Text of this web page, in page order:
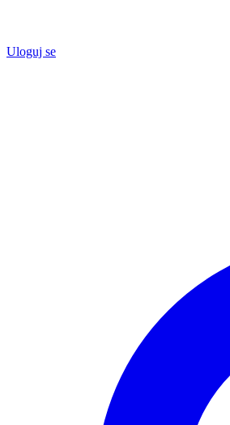
Uloguj se